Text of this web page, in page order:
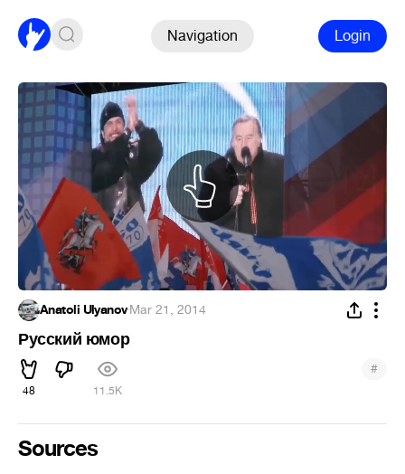
Navigation Login
Anatoli Ulyanov·Mar 21, 2014
Русский юмор
48 11.5K
#
Sources